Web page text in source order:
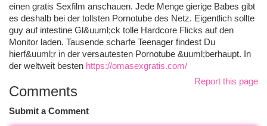
einen gratis Sexfilm anschauen. Jede Menge gierige Babes gibt
es deshalb bei der tollsten Pornotube des Netz. Eigentlich sollte
guy auf intestine Gl&uuml;ck tolle Hardcore Flicks auf den
Monitor laden. Tausende scharfe Teenager findest Du
hierf&uuml;r in der versautesten Pornotube &uuml;berhaupt. In
der weltweit besten https://omasexgratis.com/
Report this page
Comments
Submit a Comment